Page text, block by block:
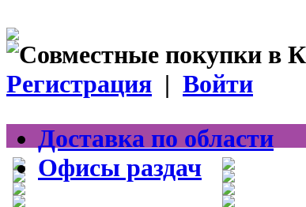
Регистрация | Войти
Доставка по области
Офисы раздач